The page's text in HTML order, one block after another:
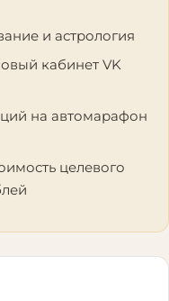
и астрология
кабинет VK
на автомарафон
целевого